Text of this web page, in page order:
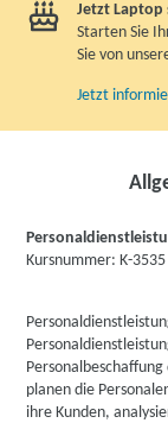
Jetzt Laptop
Starten Sie
Sie von
Jetzt
Kursnummer: K-3535
planen die
ihre Kunden,